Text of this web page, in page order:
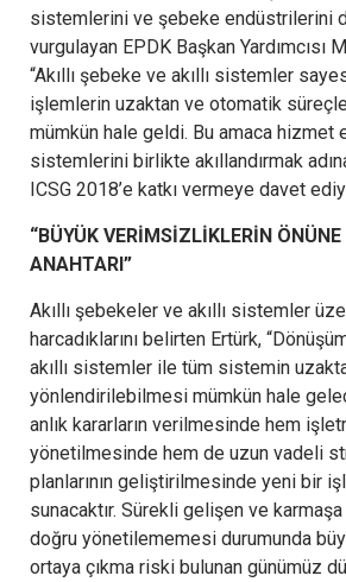
sistemlerini ve şebeke endüstrilerini
vurgulayan EPDK Başkan Yardımcısı
“Akıllı şebeke ve akıllı sistemler
işlemlerin uzaktan ve otomatik
mümkün hale geldi. Bu amaca hizmet
sistemlerini birlikte akıllandırmak
ICSG 2018’e katkı vermeye davet
“BÜYÜK VERİMSİZLİKLERİN
ANAHTARI”
Akıllı şebekeler ve akıllı sistemler
harcadıklarını belirten Ertürk,
akıllı sistemler ile tüm sistemin
yönlendirilebilmesi mümkün hale
anlık kararların verilmesinde hem
yönetilmesinde hem de uzun vadeli
planlarının geliştirilmesinde yeni bir
sunacaktır. Sürekli gelişen ve
doğru yönetilememesi durumunda
ortaya çıkma riski bulunan günümüz